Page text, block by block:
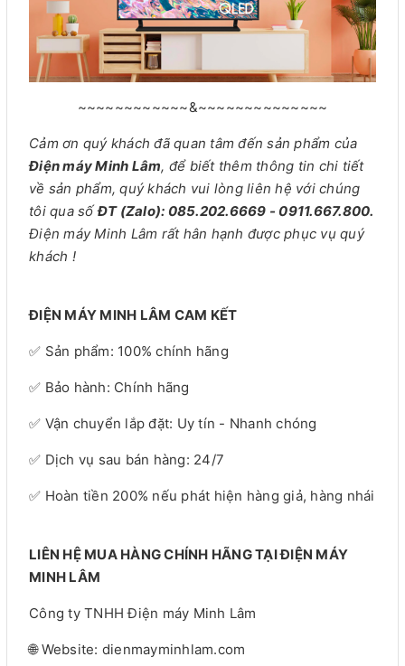
~~~~~~~~~~~~&~~~~~~~~~~~~~~
Cảm ơn quý khách đã quan tâm đến sản phẩm của
Điện máy Minh Lâm, để biết thêm thông tin chi tiết
về sản phẩm, quý khách vui lòng liên hệ với chúng
tôi qua sốĐT (Zalo): 085.202.6669 - 0911.667.800.
Điện máy Minh Lâm rất hân hạnh được phục vụ quý
khách !
ĐIỆN MÁY MINH LÂM CAM KẾT
✅ Sản phẩm: 100% chính hãng
✅ Bảo hành: Chính hãng
✅ Vận chuyển lắp đặt: Uy tín - Nhanh chóng
✅ Dịch vụ sau bán hàng: 24/7
✅ Hoàn tiền 200% nếu phát hiện hàng giả, hàng nhái
LIÊN HỆ MUA HÀNG CHÍNH HÃNG TẠI ĐIỆN MÁY
MINH LÂM
Công ty TNHH Điện máy Minh Lâm
🌐 Website: dienmayminhlam.com